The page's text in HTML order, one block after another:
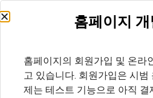
로그인| 회원
홈페이지 개
홈페이지의 회원가입 및 온라
고 있습니다. 회원가입은 시범
제는 테스트 기능으로 아직 결